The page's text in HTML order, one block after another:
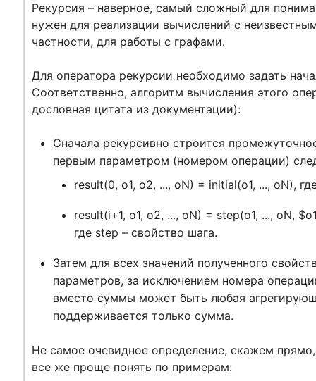
Рекурсия – наверное, самый сложный для
нужен для реализации вычислений с
частности, для работы с графами.
Для оператора рекурсии необходимо задать
Соответственно, алгоритм вычисления этого
дословная цитата из документации):
Сначала рекурсивно строится
первым параметром (номером операции)
result(0, o1, o2, ..., oN) = initial(o1, ..., oN),
result(i+1, o1, o2, ..., oN) = step(o1, ..., oN,
где step – свойство шага.
Затем для всех значений полученного
параметров, за исключением номера
вместо суммы может быть любая
поддерживается только сумма.
Не самое очевидное определение, скажем
все же проще понять по примерам: